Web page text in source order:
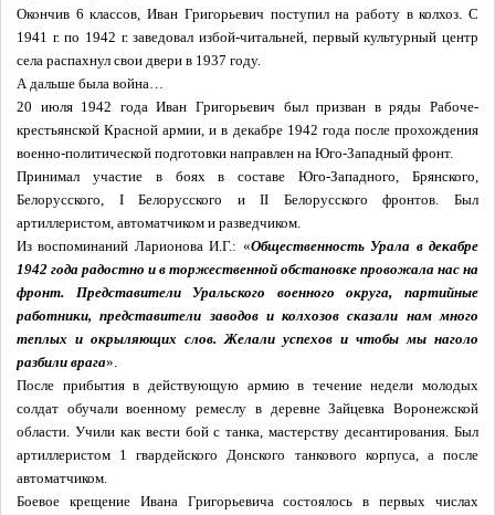
Окончив 6 классов, Иван Григорьевич поступил на работу в колхоз. С
1941 г. по 1942 г. заведовал избой-читальней, первый культурный центр
села распахнул свои двери в 1937 году.
А дальше была война…
20 июля 1942 года Иван Григорьевич был призван в ряды Рабоче-
крестьянской Красной армии, и в декабре 1942 года после прохождения
военно-политической подготовки направлен на Юго-Западный фронт.
Принимал участие в боях в составе Юго-Западного, Брянского,
Белорусского, I Белорусского и II Белорусского фронтов. Был
артиллеристом, автоматчиком и разведчиком.
Из воспоминаний Ларионова И.Г.: «Общественность Урала в декабре
1942 года радостно и в торжественной обстановке провожала нас на
фронт. Представители Уральского военного округа, партийные
работники, представители заводов и колхозов сказали нам много
теплых и окрыляющих слов. Желали успехов и чтобы мы наголо
разбили врага».
После прибытия в действующую армию в течение недели молодых
солдат обучали военному ремеслу в деревне Зайцевка Воронежской
области. Учили как вести бой с танка, мастерству десантирования. Был
артиллеристом 1 гвардейского Донского танкового корпуса, а после
автоматчиком.
Боевое крещение Ивана Григорьевича состоялось в первых числах